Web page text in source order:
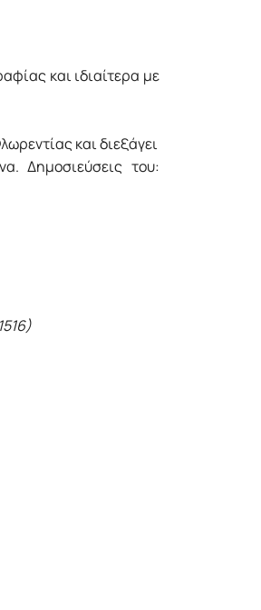
και ιδιαίτερα με
και διεξάγει
Δημοσιεύσεις του: